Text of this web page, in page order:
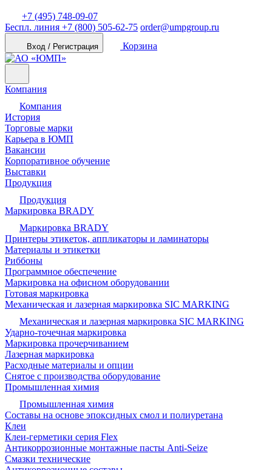
+7 (495) 748-09-07
Беспл. линия +7 (800) 505-62-75 order@umpgroup.ru
Вход / Регистрация Корзина
Компания
Компания
История
Торговые марки
Карьера в ЮМП
Вакансии
Корпоративное обучение
Выставки
Продукция
Продукция
Маркировка BRADY
Маркировка BRADY
Принтеры этикеток, аппликаторы и ламинаторы
Материалы и этикетки
Риббоны
Программное обеспечение
Маркировка на офисном оборудовании
Готовая маркировка
Механическая и лазерная маркировка SIC MARKING
Механическая и лазерная маркировка SIC MARKING
Ударно-точечная маркировка
Маркировка прочерчиванием
Лазерная маркировка
Расходные материалы и опции
Снятое с производства оборудование
Промышленная химия
Промышленная химия
Составы на основе эпоксидных смол и полиуретана
Клеи
Клеи-герметики серия Flex
Антикоррозионные монтажные пасты Anti-Seize
Смазки технические